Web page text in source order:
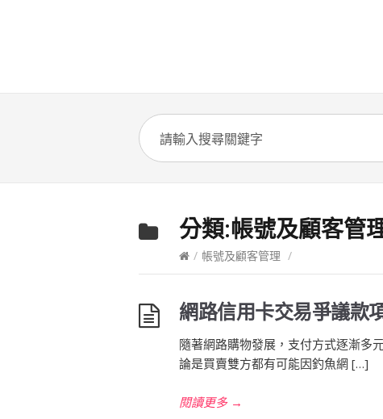
分類:帳號及顧客管
/ 帳號及顧客管理 /
網路信用卡交易爭議款
隨著網路購物發展，支付方式逐漸多
論是買賣雙方都有可能因釣魚網 […]
閱讀更多→